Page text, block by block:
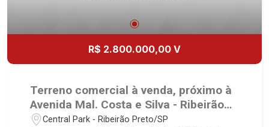
R$ 2.800.000,00 V
Terreno comercial à venda, próximo à
Avenida Mal. Costa e Silva - Ribeirão
Preto/SP.
Central Park - Ribeirão Preto/SP